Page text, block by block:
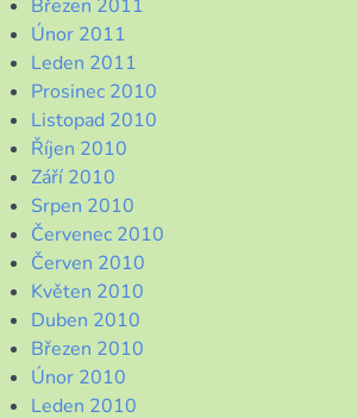
Březen 2011
Únor 2011
Leden 2011
Prosinec 2010
Listopad 2010
Říjen 2010
Září 2010
Srpen 2010
Červenec 2010
Červen 2010
Květen 2010
Duben 2010
Březen 2010
Únor 2010
Leden 2010